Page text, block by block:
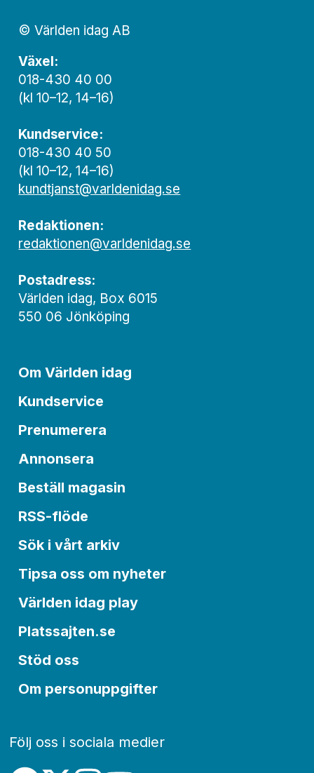
© Världen idag AB
Växel:
018-430 40 00
(kl 10–12, 14–16)
Kundservice:
018-430 40 50
(kl 10–12, 14–16)
kundtjanst@varldenidag.se
Redaktionen:
redaktionen@varldenidag.se
Postadress:
Världen idag, Box 6015
550 06 Jönköping
Om Världen idag
Kundservice
Prenumerera
Annonsera
Beställ magasin
RSS-flöde
Sök i vårt arkiv
Tipsa oss om nyheter
Världen idag play
Platssajten.se
Stöd oss
Om personuppgifter
Följ oss i sociala medier